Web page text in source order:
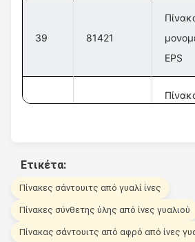
39 81421
EPS
Ετικέτα:
Πίνακες σάντουιτς από γυαλί ίνες
Πίνακες σύνθετης ύλης από ίνες γυαλιού
Πίνακας σάντουιτς από αφρό από ίνες